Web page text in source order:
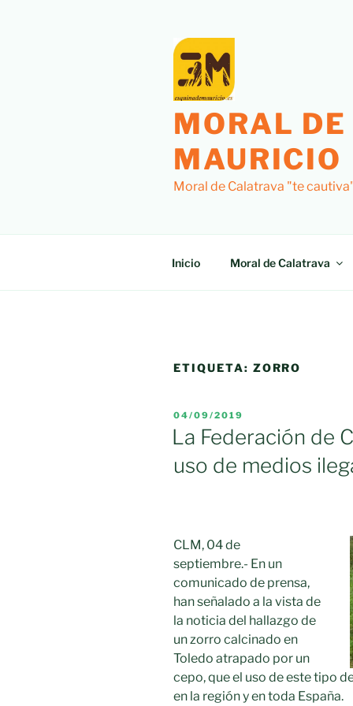
MORAL
MAURICIO
Moral de Calatrava "te
Inicio Moral de Calatrava
ETIQUETA: ZORRO
PUBLICADO
EL
04/09/2019
La Federación de
uso de medios
CLM, 04 de
septiembre.- En un
comunicado de prensa,
han señalado a la vista de
la noticia del hallazgo de
un zorro calcinado en
Toledo atrapado por un
cepo, que el uso de este tipo
en la región y en toda España.